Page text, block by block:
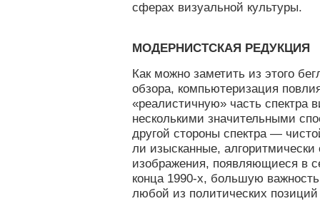
сферах визуальной культуры.
МОДЕРНИСТСКАЯ РЕДУКЦИЯ
Как можно заметить из этого
обзора, компьютеризация
«реалистичную» часть спектра
несколькими значительными
другой стороны спектра —
ли изысканные, алгоритмически
изображения, появляющиеся в
конца 1990-х, большую
любой из политических